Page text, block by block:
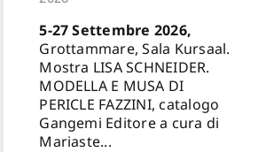
5-27 Settembre 2026,
Grottammare, Sala Kursaal.
Mostra LISA SCHNEIDER.
MODELLA E MUSA DI
PERICLE FAZZINI, catalogo
Gangemi Editore a cura di
Mariaste...